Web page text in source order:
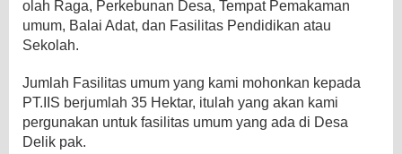
olah Raga, Perkebunan Desa, Tempat Pemakaman
umum, Balai Adat, dan Fasilitas Pendidikan atau
Sekolah.
Jumlah Fasilitas umum yang kami mohonkan kepada
PT.IIS berjumlah 35 Hektar, itulah yang akan kami
pergunakan untuk fasilitas umum yang ada di Desa
Delik pak.